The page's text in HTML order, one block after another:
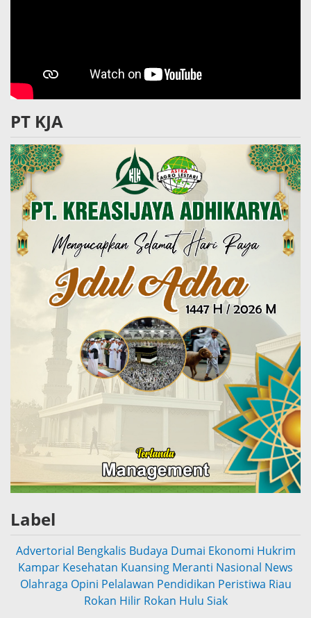
PT KJA
Label
Advertorial Bengkalis Budaya Dumai Ekonomi Hukrim
Kampar Kesehatan Kuansing Meranti Nasional News
Olahraga Opini Pelalawan Pendidikan Peristiwa Riau
Rokan Hilir Rokan Hulu Siak